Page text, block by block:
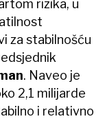
rizika, u
za stabilnošću
. Naveo je
2,1 milijarde
i relativno